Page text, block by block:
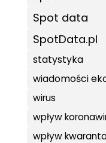
Spot data
SpotData.pl
statystyka
wiadomości
wirus
wpływ
wpływ